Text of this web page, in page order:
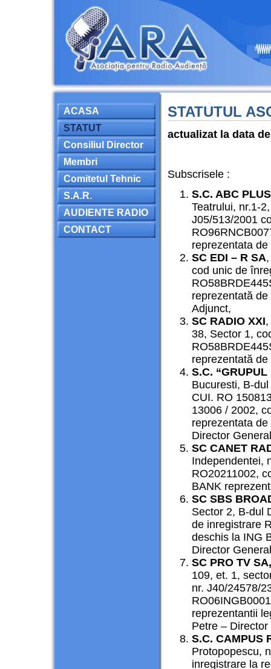
ACASA
STATUT
Consiliul Director
Membri
Comitetul Tehnic
S.A.R.
AUDIENTE RADIO
CONTACT
STATUTUL
actualizat la data
Subscrisele :
S.C. ABC
Teatrului, nr.1-
J05/513/2001
reprezentata
SC EDI – R SA
cod unic de
reprezentată
Adjunct,
SC RADIO XXI
38, Sector 1,
reprezentată
S.C.
Bucuresti, B-
CUI. RO
13006 / 2002,
reprezentata
Director
SC CANET
Independentei,
RO20211002,
BANK
SC SBS
Sector 2, B-dul
de inregistrare
deschis la ING
Director
SC PRO TV SA,
109, et. 1,
nr. J40/24578/
reprezentantii
Petre – Director
S.C. CAMPUS
Protopopescu,
inregistrare la